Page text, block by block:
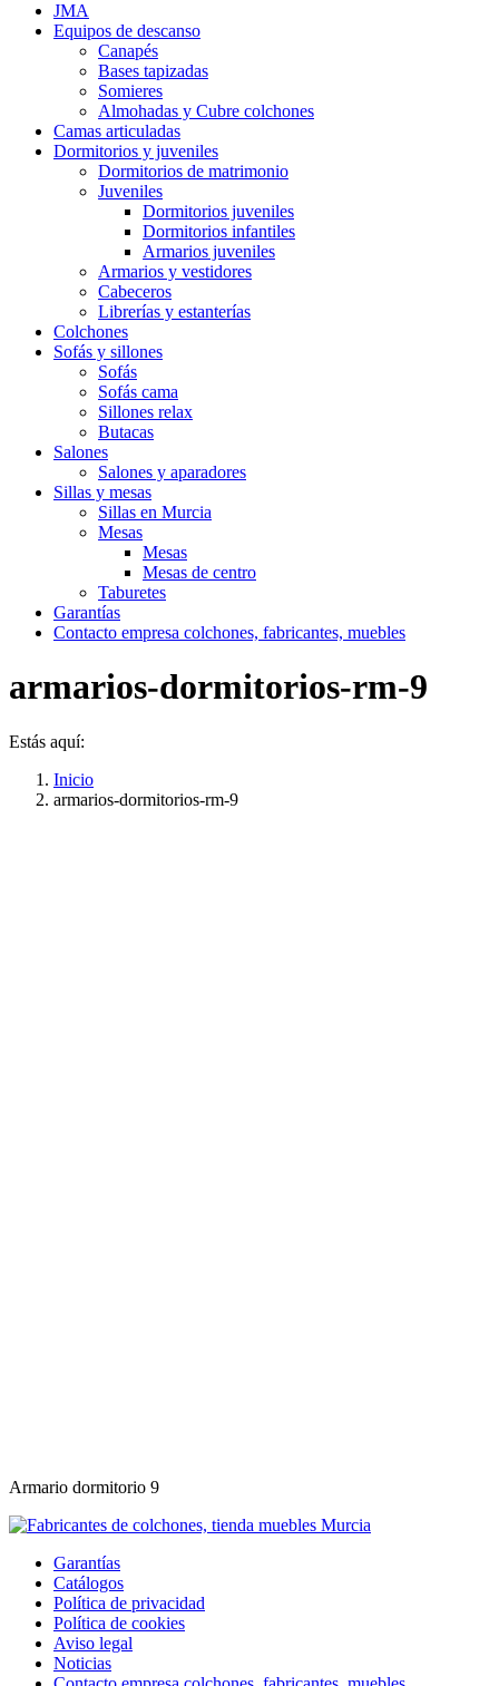
JMA
Equipos de descanso
Canapés
Bases tapizadas
Somieres
Almohadas y Cubre colchones
Camas articuladas
Dormitorios y juveniles
Dormitorios de matrimonio
Juveniles
Dormitorios juveniles
Dormitorios infantiles
Armarios juveniles
Armarios y vestidores
Cabeceros
Librerías y estanterías
Colchones
Sofás y sillones
Sofás
Sofás cama
Sillones relax
Butacas
Salones
Salones y aparadores
Sillas y mesas
Sillas en Murcia
Mesas
Mesas
Mesas de centro
Taburetes
Garantías
Contacto empresa colchones, fabricantes, muebles
armarios-dormitorios-rm-9
Estás aquí:
Inicio
armarios-dormitorios-rm-9
Armario dormitorio 9
Garantías
Catálogos
Política de privacidad
Política de cookies
Aviso legal
Noticias